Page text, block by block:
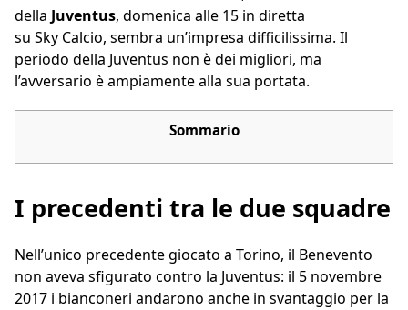
della Juventus, domenica alle 15 in diretta
su Sky Calcio, sembra un’impresa difficilissima. Il
periodo della Juventus non è dei migliori, ma
l’avversario è ampiamente alla sua portata.
Sommario
I precedenti tra le due squadre
Nell’unico precedente giocato a Torino, il Benevento
non aveva sfigurato contro la Juventus: il 5 novembre
2017 i bianconeri andarono anche in svantaggio per la